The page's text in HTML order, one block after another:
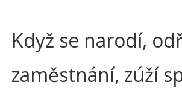
Když se narodí,
zaměstnání, zúží